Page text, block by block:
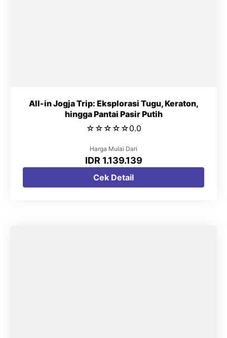
All-in Jogja Trip: Eksplorasi Tugu, Keraton,
hingga Pantai Pasir Putih
☆ ☆ ☆ ☆ ☆0.0
Harga Mulai Dari
IDR 1.139.139
Cek Detail